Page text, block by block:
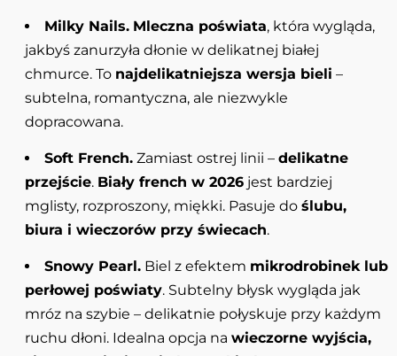
Milky Nails. Mleczna poświata, która wygląda,
jakbyś zanurzyła dłonie w delikatnej białej
chmurce. To najdelikatniejsza wersja bieli –
subtelna, romantyczna, ale niezwykle
dopracowana.
Soft French. Zamiast ostrej linii – delikatne
przejście. Biały french w 2026 jest bardziej
mglisty, rozproszony, miękki. Pasuje do ślubu,
biura i wieczorów przy świecach.
Snowy Pearl. Biel z efektem mikrodrobinek lub
perłowej poświaty. Subtelny błysk wygląda jak
mróz na szybie – delikatnie połyskuje przy każdym
ruchu dłoni. Idealna opcja na wieczorne wyjścia,